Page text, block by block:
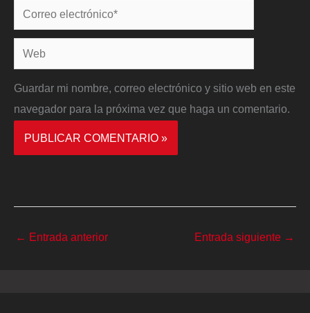
Correo
electrónico*
Web
Guardar mi nombre, correo electrónico y sitio web en este
navegador para la próxima vez que haga un comentario.
← Entrada anterior Entrada siguiente →